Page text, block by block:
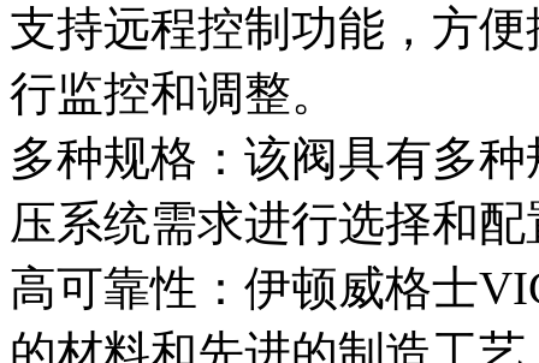
支持远程控制功能，方
行监控和调整。
多种规格：该阀具有多
压系统需求进行选择和配
高可靠性：伊顿威格士
的材料和先进的制造工